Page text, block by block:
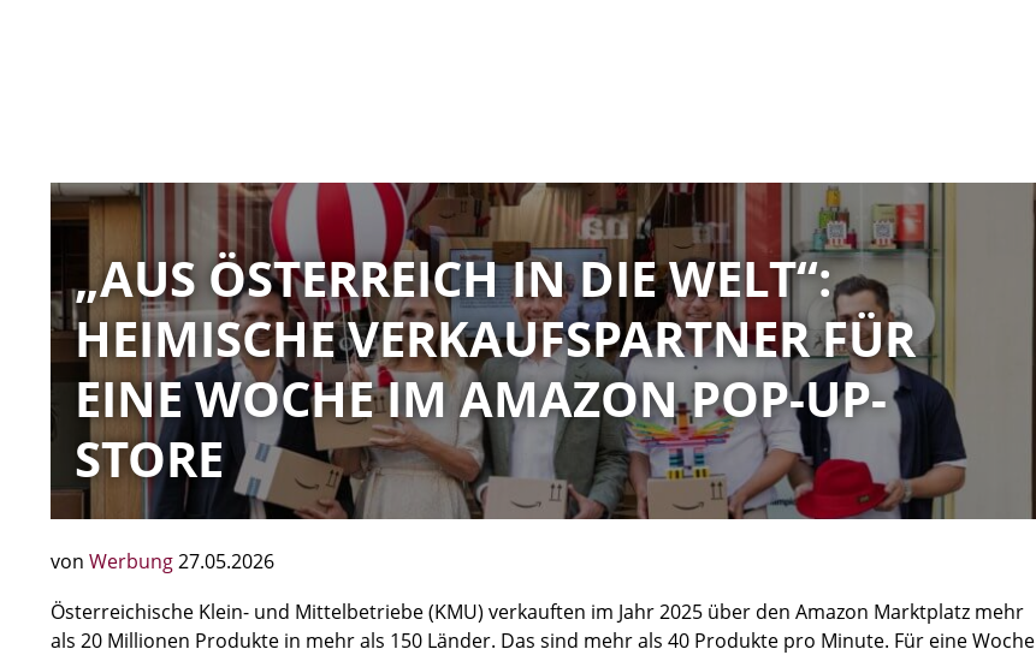
„AUS ÖSTERREICH IN DIE WELT“:
HEIMISCHE VERKAUFSPARTNER FÜR
EINE WOCHE IM AMAZON POP-UP-
STORE
von Werbung27.05.2026
Österreichische Klein- und Mittelbetriebe (KMU) verkauften im Jahr 2025 über den Amazon Marktplatz mehr
als 20 Millionen Produkte in mehr als 150 Länder. Das sind mehr als 40 Produkte pro Minute. Für eine Woche